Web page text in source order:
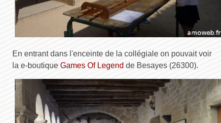
En entrant dans l'enceinte de la collégiale on pouvait voir
la e-boutique Games Of Legend de Besayes (26300).